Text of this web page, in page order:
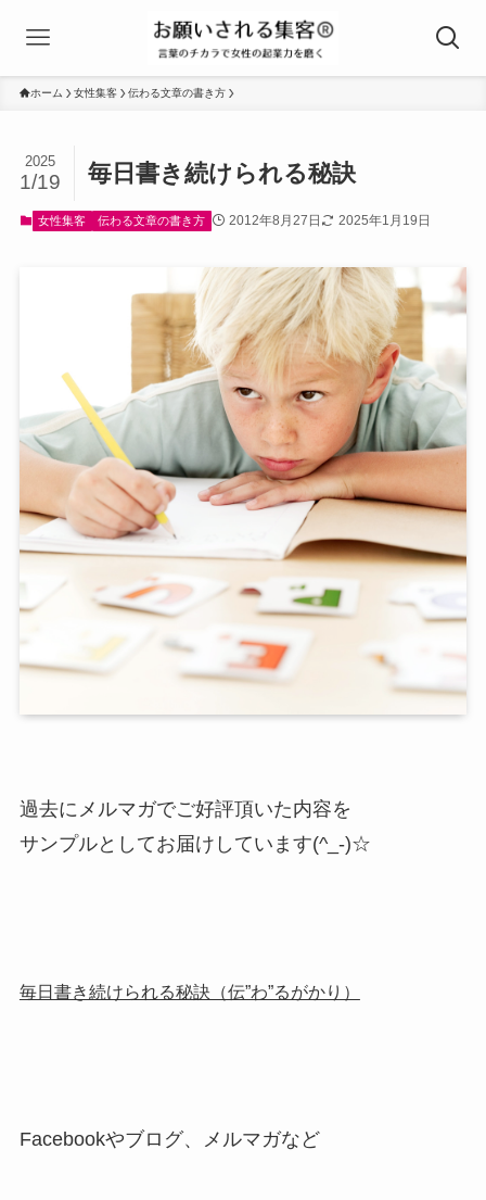
ホーム 女性集客 伝わる文章の書き方
毎日書き続けられる秘訣
2025
1/19
女性集客 伝わる文章の書き方 2012年8月27日 2025年1月19日
過去にメルマガでご好評頂いた内容を
サンプルとしてお届けしています(^_-)☆
毎日書き続けられる秘訣（伝”わ”るがかり）
Facebookやブログ、メルマガなど